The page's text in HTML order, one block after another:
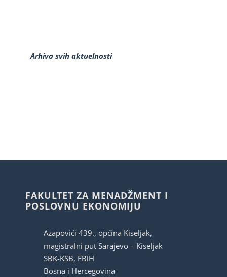
Arhiva svih aktuelnosti
FAKULTET ZA MENADŽMENT I
POSLOVNU EKONOMIJU
Azapovići 439., općina Kiseljak,
magistralni put Sarajevo – Kiseljak
SBK-KSB, FBiH
Bosna i Hercegovina